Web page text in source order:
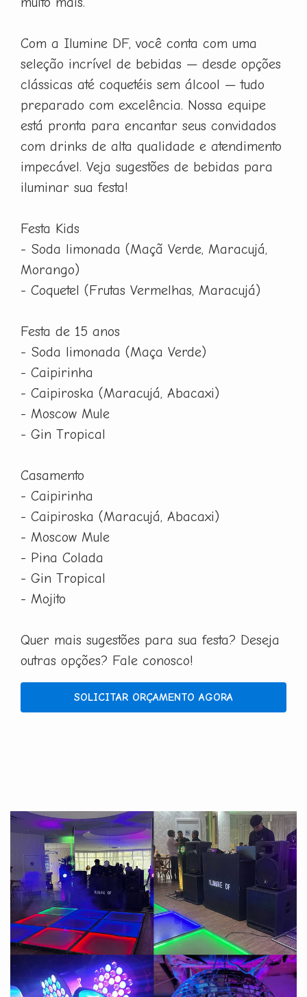
Com a Ilumine DF, você conta com uma
seleção incrível de bebidas — desde opções
clássicas até coquetéis sem álcool — tudo
preparado com excelência. Nossa equipe
está pronta para encantar seus convidados
com drinks de alta qualidade e atendimento
impecável. Veja sugestões de bebidas para
iluminar sua festa!
Festa Kids
- Soda limonada (Maçã Verde, Maracujá,
Morango)
- Coquetel (Frutas Vermelhas, Maracujá)
Festa de 15 anos
- Soda limonada (Maça Verde)
- Caipirinha
- Caipiroska (Maracujá, Abacaxi)
- Moscow Mule
- Gin Tropical
Casamento
- Caipirinha
- Caipiroska (Maracujá, Abacaxi)
- Moscow Mule
- Pina Colada
- Gin Tropical
- Mojito
Quer mais sugestões para sua festa? Deseja
outras opções? Fale conosco!
SOLICITAR ORÇAMENTO AGORA